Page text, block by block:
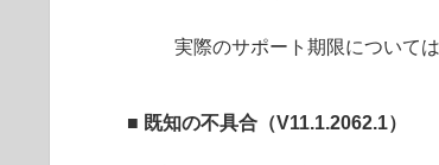
実際のサポート期限については
■ 既知の不具合（V11.1.2062.1）